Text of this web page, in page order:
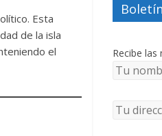
Esta
de la isla
el
Recibe las